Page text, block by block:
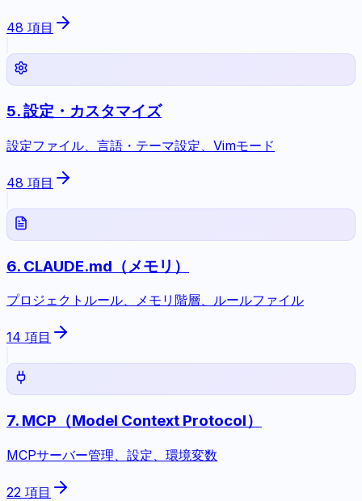
48 項目
5.設定・カスタマイズ
設定ファイル、言語・テーマ設定、Vimモード
48 項目
6. CLAUDE.md（メモリ）
プロジェクトルール、メモリ階層、ルールファイル
14 項目
7. MCP（Model Context Protocol）
MCPサーバー管理、設定、環境変数
22 項目